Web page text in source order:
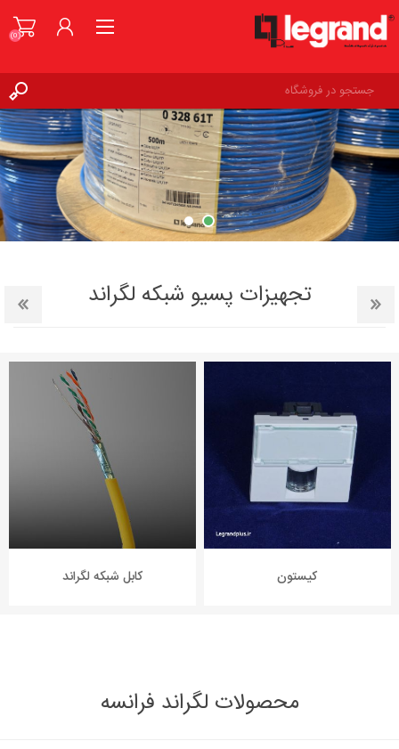
ورود به حساب کاربری
علاقه مندی ها(0)
(0)
تجهیزات پسیو شبکه لگراند
کابل شبکه لگراند پچ پنل لگراند
محصولات لگراند فرانسه